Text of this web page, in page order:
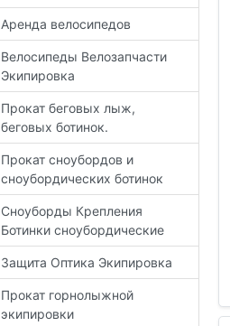
Аренда велосипедов
Велосипеды Велозапчасти
Экипировка
Прокат беговых лыж,
беговых ботинок.
Прокат сноубордов и
сноубордических ботинок
Сноуборды Крепления
Ботинки сноубордические
Защита Оптика Экипировка
Прокат горнолыжной
экипировки